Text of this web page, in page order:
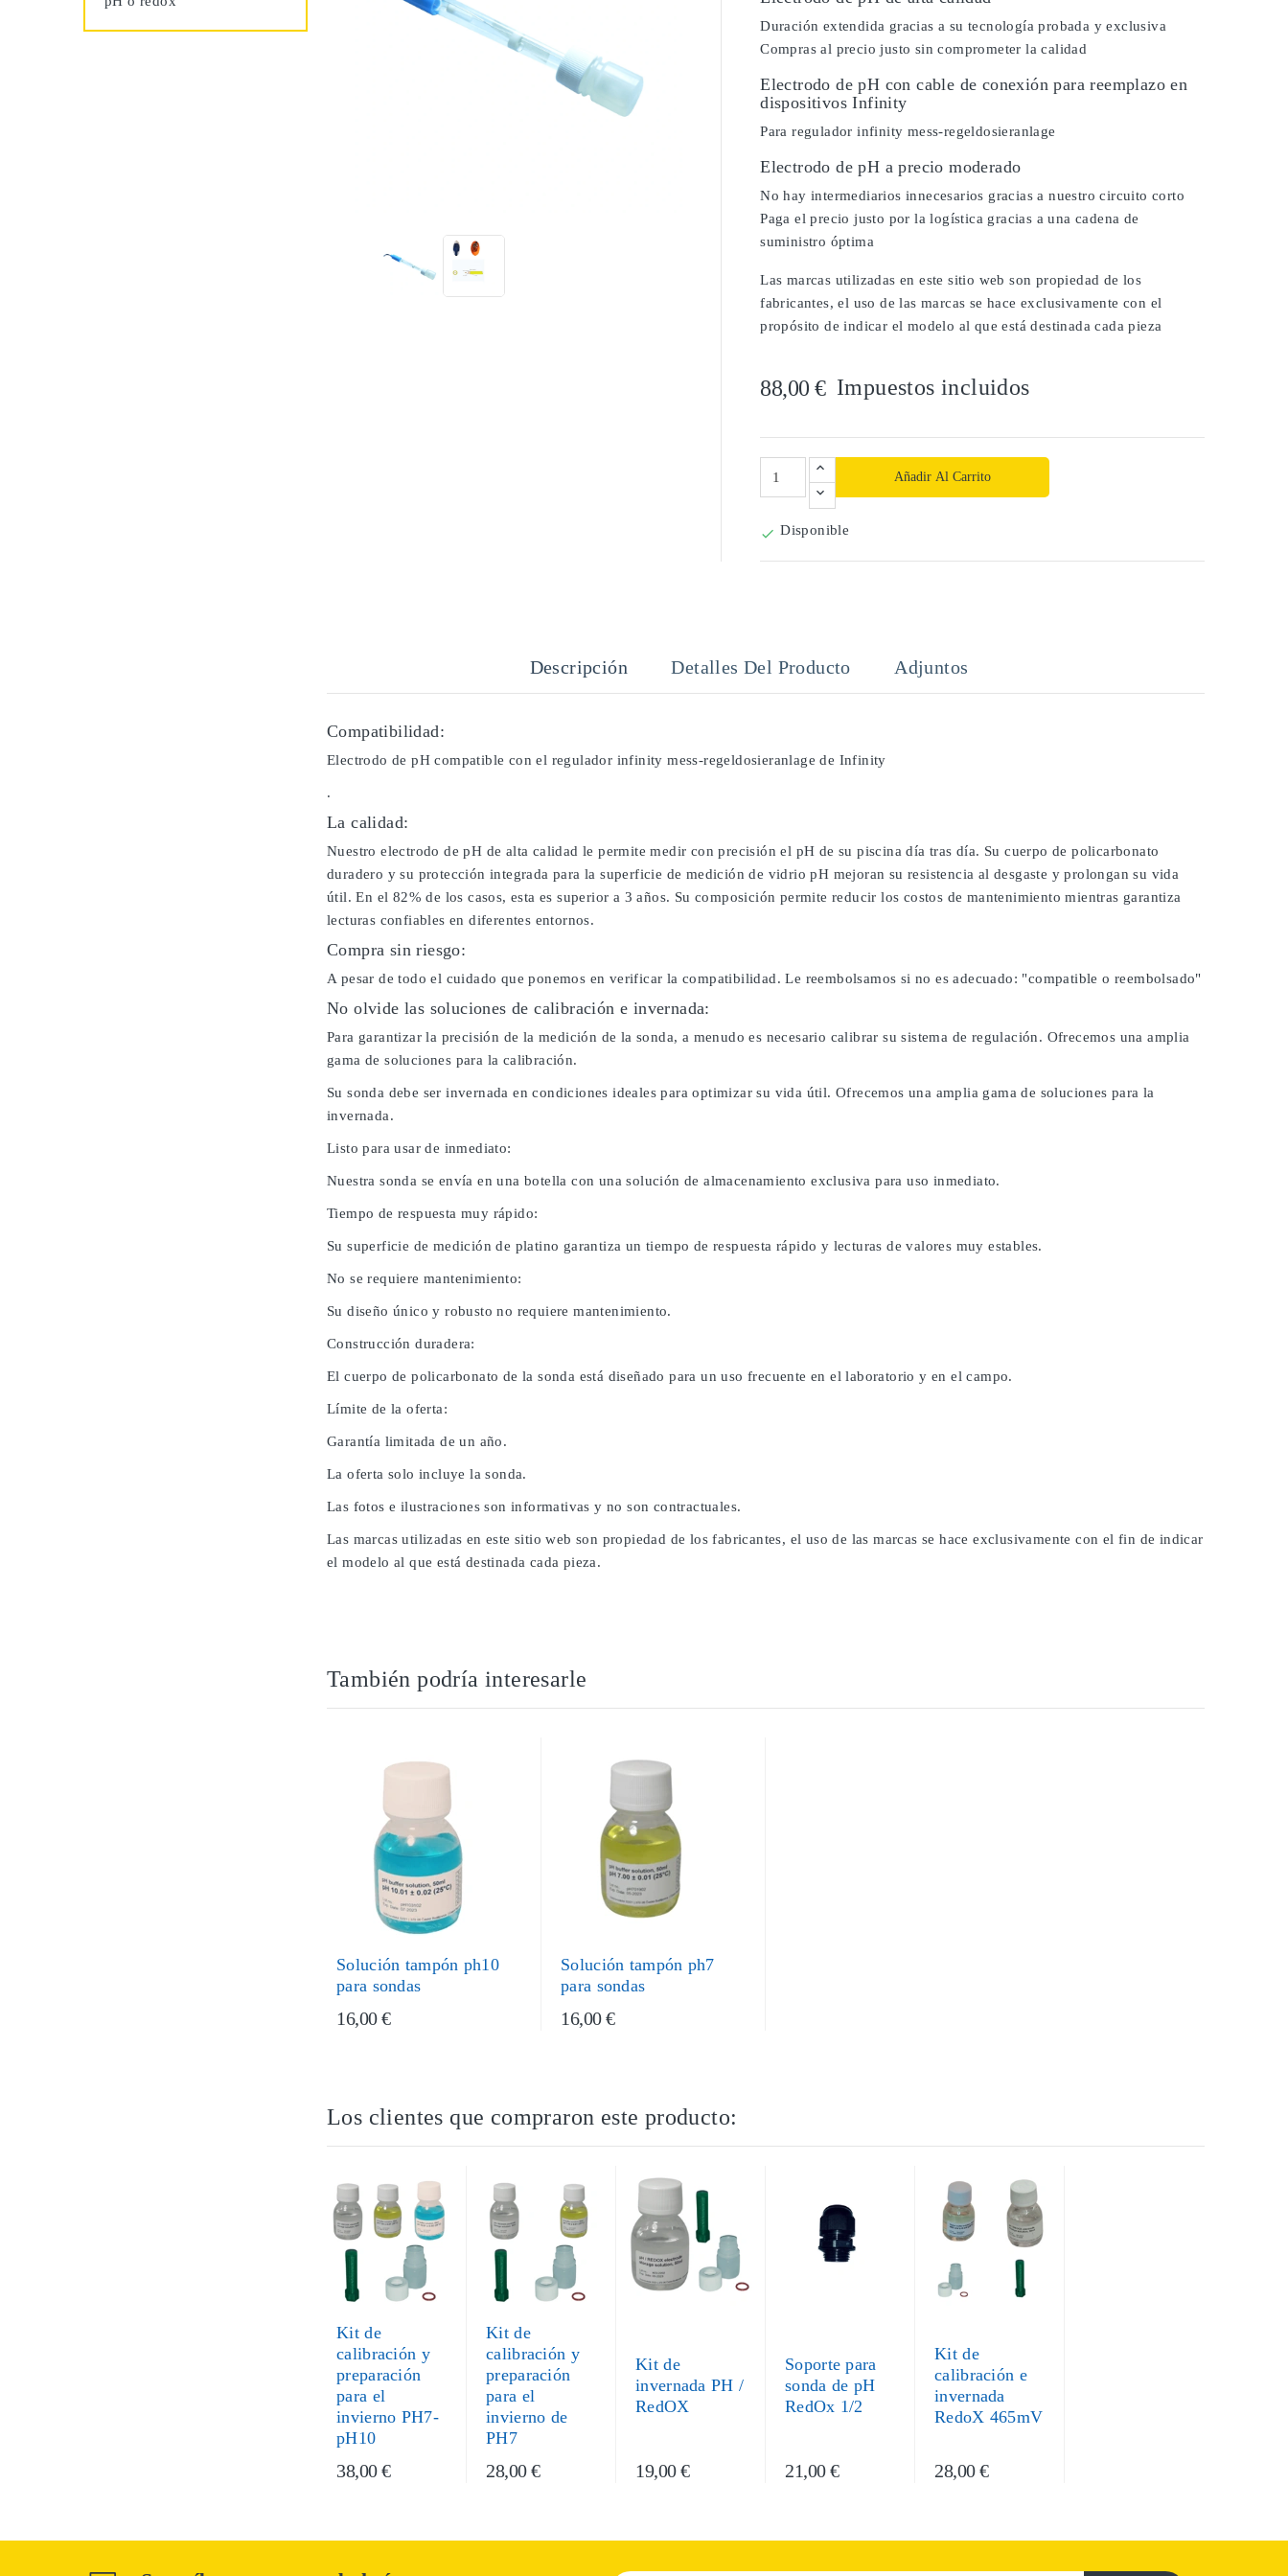
Duración extendida gracias a su tecnología probada y exclusiva
Compras al precio justo sin comprometer la calidad
Electrodo de pH con cable de conexión para reemplazo en
dispositivos Infinity
Para regulador infinity mess-regeldosieranlage
Electrodo de pH a precio moderado
No hay intermediarios innecesarios gracias a nuestro circuito corto
Paga el precio justo por la logística gracias a una cadena de
suministro óptima
Las marcas utilizadas en este sitio web son propiedad de los
fabricantes, el uso de las marcas se hace exclusivamente con el
propósito de indicar el modelo al que está destinada cada pieza
88,00 € Impuestos incluidos
Añadir Al Carrito
 Disponible
Descripción Detalles Del Producto Adjuntos
Compatibilidad:
Electrodo de pH compatible con el regulador infinity mess-regeldosieranlage de Infinity
.
La calidad:
Nuestro electrodo de pH de alta calidad le permite medir con precisión el pH de su piscina día tras día. Su cuerpo de policarbonato
duradero y su protección integrada para la superficie de medición de vidrio pH mejoran su resistencia al desgaste y prolongan su vida
útil. En el 82% de los casos, esta es superior a 3 años. Su composición permite reducir los costos de mantenimiento mientras garantiza
lecturas confiables en diferentes entornos.
Compra sin riesgo:
A pesar de todo el cuidado que ponemos en verificar la compatibilidad. Le reembolsamos si no es adecuado: "compatible o reembolsado"
No olvide las soluciones de calibración e invernada:
Para garantizar la precisión de la medición de la sonda, a menudo es necesario calibrar su sistema de regulación. Ofrecemos una amplia
gama de soluciones para la calibración.
Su sonda debe ser invernada en condiciones ideales para optimizar su vida útil. Ofrecemos una amplia gama de soluciones para la
invernada.
Listo para usar de inmediato:
Nuestra sonda se envía en una botella con una solución de almacenamiento exclusiva para uso inmediato.
Tiempo de respuesta muy rápido:
Su superficie de medición de platino garantiza un tiempo de respuesta rápido y lecturas de valores muy estables.
No se requiere mantenimiento:
Su diseño único y robusto no requiere mantenimiento.
Construcción duradera:
El cuerpo de policarbonato de la sonda está diseñado para un uso frecuente en el laboratorio y en el campo.
Límite de la oferta:
Garantía limitada de un año.
La oferta solo incluye la sonda.
Las fotos e ilustraciones son informativas y no son contractuales.
Las marcas utilizadas en este sitio web son propiedad de los fabricantes, el uso de las marcas se hace exclusivamente con el fin de indicar
el modelo al que está destinada cada pieza.
También podría interesarle
Solución tampón ph10
para sondas
16,00 €
Solución tampón ph7
para sondas
16,00 €
Los clientes que compraron este producto:
Kit de
calibración y
preparación
para el
invierno PH7-
pH10
38,00 €
Kit de
calibración y
preparación
para el
invierno de
PH7
28,00 €
Kit de
invernada PH /
RedOX
19,00 €
Soporte para
sonda de pH
RedOx 1/2
21,00 €
Kit de
calibración e
invernada
RedoX 465mV
28,00 €